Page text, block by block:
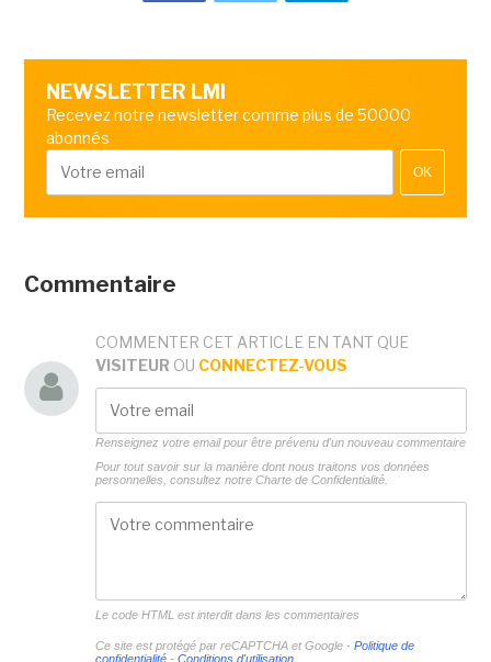
NEWSLETTER LMI
Recevez notre newsletter comme plus de 50000
abonnés
OK
Commentaire
COMMENTER CET ARTICLE EN TANT QUE
VISITEUR OU CONNECTEZ-VOUS
Renseignez votre email pour être prévenu d'un nouveau commentaire
Pour tout savoir sur la manière dont nous traitons vos données
personnelles, consultez notre Charte de Confidentialité.
Le code HTML est interdit dans les commentaires
Ce site est protégé par reCAPTCHA et Google - Politique de
confidentialité- Conditions d'utilisation